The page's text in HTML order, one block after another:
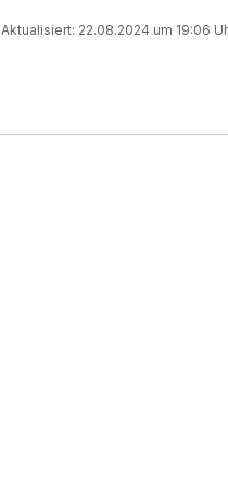
Aktualisiert: 22.08.2024 um 19:06